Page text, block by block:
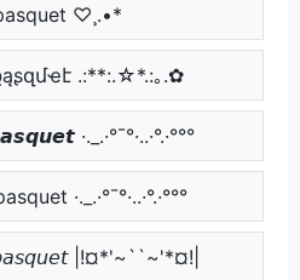
♡¸.•*
.:**:.☆*.:｡.✿
·._.·°¯°·..·°.·°°°
·._.·°¯°·..·°.·°°°
|!¤*'~``~'*¤!|